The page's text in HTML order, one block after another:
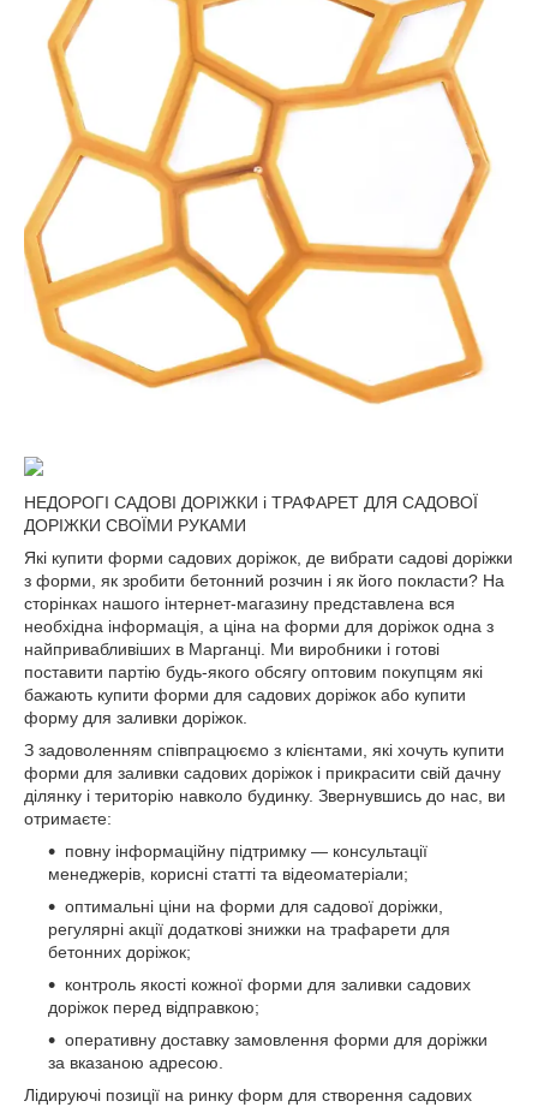
НЕДОРОГІ САДОВІ ДОРІЖКИ і ТРАФАРЕТ ДЛЯ САДОВОЇ
ДОРІЖКИ СВОЇМИ РУКАМИ
Які купити форми садових доріжок, де вибрати садові доріжки
з форми, як зробити бетонний розчин і як його покласти? На
сторінках нашого інтернет-магазину представлена вся
необхідна інформація, а ціна на форми для доріжок одна з
найпривабливіших в Марганці. Ми виробники і готові
поставити партію будь-якого обсягу оптовим покупцям які
бажають купити форми для садових доріжок або купити
форму для заливки доріжок.
З задоволенням співпрацюємо з клієнтами, які хочуть купити
форми для заливки садових доріжок і прикрасити свій дачну
ділянку і територію навколо будинку. Звернувшись до нас, ви
отримаєте:
повну інформаційну підтримку — консультації
менеджерів, корисні статті та відеоматеріали;
оптимальні ціни на форми для садової доріжки,
регулярні акції додаткові знижки на трафарети для
бетонних доріжок;
контроль якості кожної форми для заливки садових
доріжок перед відправкою;
оперативну доставку замовлення форми для доріжки
за вказаною адресою.
Лідируючі позиції на ринку форм для створення садових